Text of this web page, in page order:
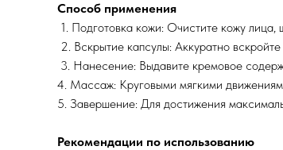
Способ применения
1. Подготовка кожи: Очистите кожу
2. Вскрытие капсулы: Аккуратно
3. Нанесение: Выдавите кремовое
4. Массаж: Круговыми мягкими
5. Завершение: Для достижения
Рекомендации по использованию